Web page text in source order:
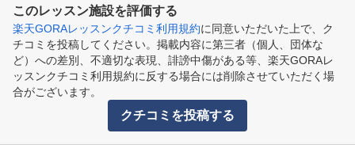
このレッスン施設を評価する
楽天GORAレッスンクチコミ利用規約に同意いただいた上で、ク
チコミを投稿してください。掲載内容に第三者（個人、団体な
ど）への差別、不適切な表現、誹謗中傷がある等、楽天GORAレ
ッスンクチコミ利用規約に反する場合には削除させていただく場
合がございます。
クチコミを投稿する